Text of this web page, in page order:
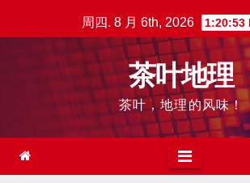
至
周四. 8 月 6th, 2026 1:20:54
茶叶地理
茶叶，地理的风味！